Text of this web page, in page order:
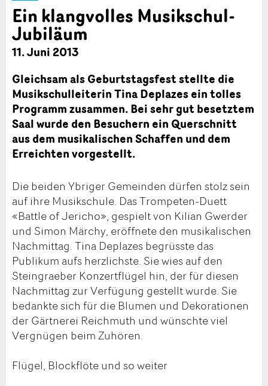
Ein klangvolles Musikschul-
Jubiläum
11. Juni 2013
Gleichsam als Geburtstagsfest stellte die
Musikschulleiterin Tina Deplazes ein tolles
Programm zusammen. Bei sehr gut besetztem
Saal wurde den Besuchern ein Querschnitt
aus dem musikalischen Schaffen und dem
Erreichten vorgestellt.
Die beiden Ybriger Gemeinden dürfen stolz sein
auf ihre Musikschule. Das Trompeten-Duett
«Battle of Jericho», gespielt von Kilian Gwerder
und Simon Märchy, eröffnete den musikalischen
Nachmittag. Tina Deplazes begrüsste das
Publikum aufs herzlichste. Sie wies auf den
Steingraeber Konzertflügel hin, der für diesen
Nachmittag zur Verfügung gestellt wurde. Sie
bedankte sich für die Blumen und Dekorationen
der Gärtnerei Reichmuth und wünschte viel
Vergnügen beim Zuhören.
Flügel, Blockflöte und so weiter